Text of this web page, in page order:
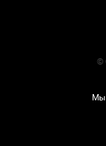
©
Мы